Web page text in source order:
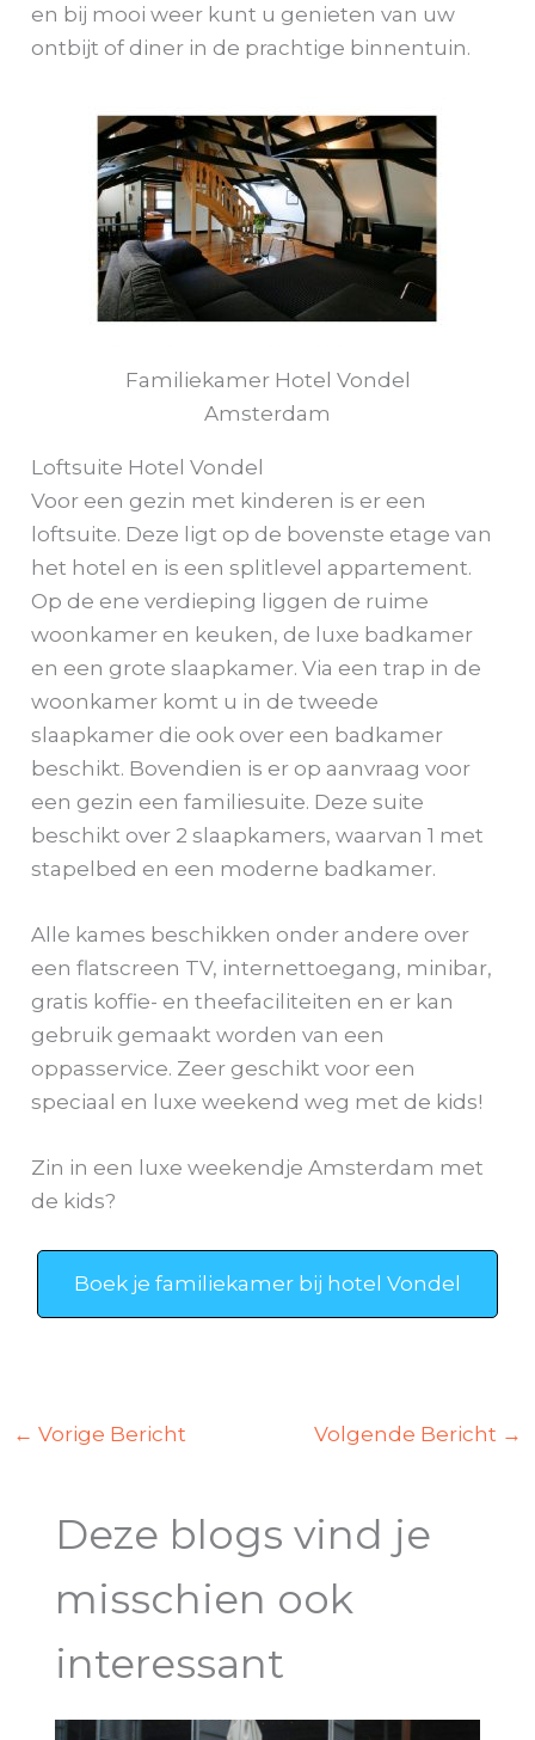
en bij mooi weer kunt u genieten van uw
ontbijt of diner in de prachtige binnentuin.
Familiekamer Hotel Vondel
Amsterdam
Loftsuite Hotel Vondel
Voor een gezin met kinderen is er een
loftsuite. Deze ligt op de bovenste etage van
het hotel en is een splitlevel appartement.
Op de ene verdieping liggen de ruime
woonkamer en keuken, de luxe badkamer
en een grote slaapkamer. Via een trap in de
woonkamer komt u in de tweede
slaapkamer die ook over een badkamer
beschikt. Bovendien is er op aanvraag voor
een gezin een familiesuite. Deze suite
beschikt over 2 slaapkamers, waarvan 1 met
stapelbed en een moderne badkamer.
Alle kames beschikken onder andere over
een flatscreen TV, internettoegang, minibar,
gratis koffie- en theefaciliteiten en er kan
gebruik gemaakt worden van een
oppasservice. Zeer geschikt voor een
speciaal en luxe weekend weg met de kids!
Zin in een luxe weekendje Amsterdam met
de kids?
Boek je familiekamer bij hotel Vondel
← Vorige Bericht Volgende Bericht →
Deze blogs vind je
misschien ook
interessant